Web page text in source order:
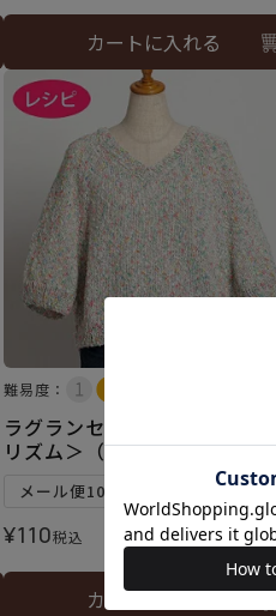
カートに入れる
難易度：
ラグランセーター＜コットンプ
リズム＞（レシピ）
メール便10個まで可
¥110税込
カートに入れる